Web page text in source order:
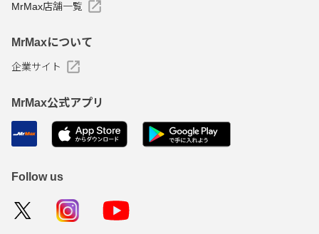
MrMax店舗一覧
MrMaxについて
企業サイト
MrMax公式アプリ
Follow us